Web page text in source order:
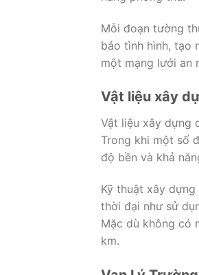
Mỗi đoạn tường
báo tình hình, tạo
một mạng lưới an
Vật liệu xây
Vật liệu xây dựng
Trong khi một số
độ bền và khả
Kỹ thuật xây
thời đại như sử
Mặc dù không có
km.